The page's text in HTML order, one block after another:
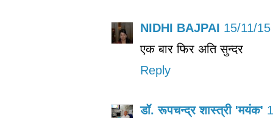
NIDHI BAJPAI 15/11/
एक बार फिर अति सुन्दर
Reply
डॉ. रूपचन्द्र शास्त्री 'मयंक'